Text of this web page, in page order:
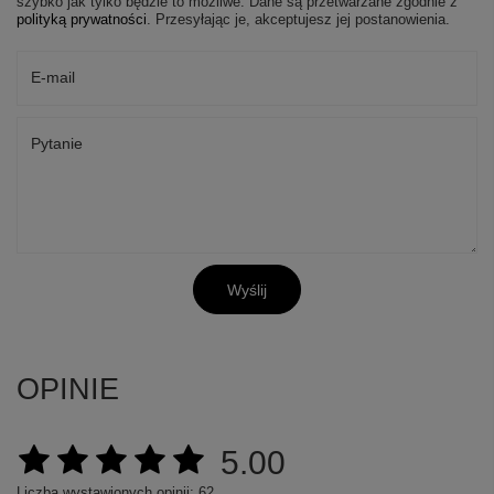
polityką prywatności. Przesyłając je, akceptujesz jej postanowienia.
E-mail
Pytanie
Wyślij
OPINIE
5.00